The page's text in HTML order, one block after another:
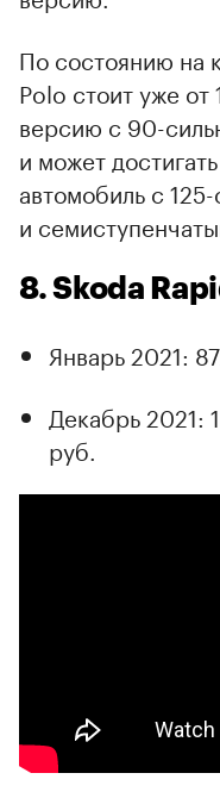
По состоянию на
Polo стоит уже
версию с 90-
и может
автомобиль с
и
8. Skoda
Январь 2021:
Декабрь
руб.